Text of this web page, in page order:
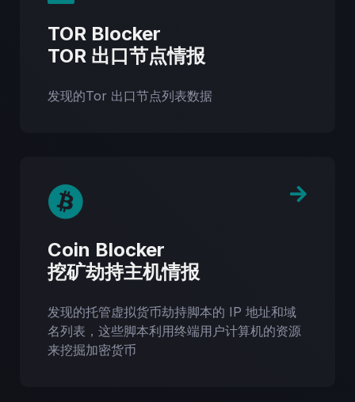
TOR Blocker
TOR 出口节点情报
发现的Tor 出口节点列表数据
Coin Blocker
挖矿劫持主机情报
发现的托管虚拟货币劫持脚本的 IP 地址和域
名列表，这些脚本利用终端用户计算机的资源
来挖掘加密货币